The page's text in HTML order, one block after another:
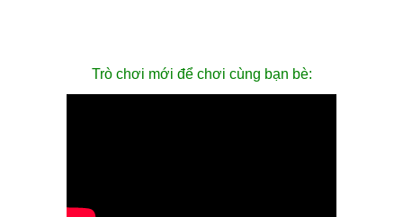
Trò chơi mới để chơi cùng bạn bè: